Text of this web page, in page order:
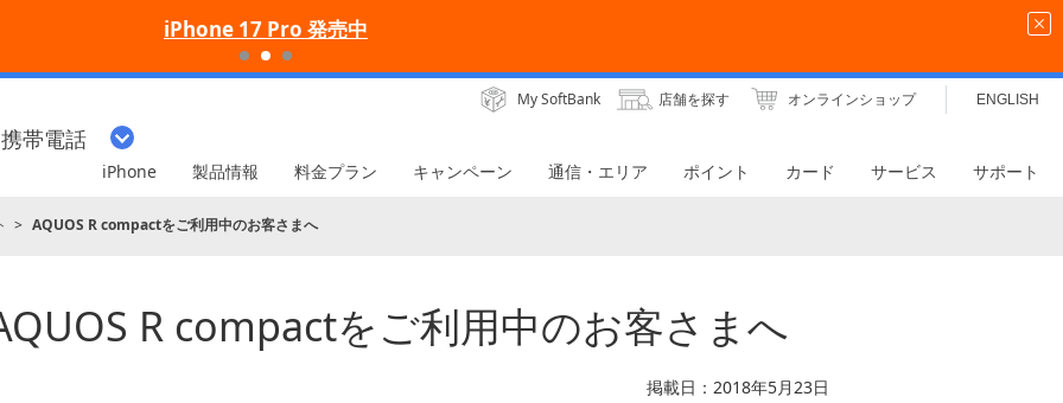
iPhone 17 Pro 発売中
帯電話
My SoftBank 店舗を探す オンラインショップ ENGLISH
iPhone 製品情報 料金プラン キャンペーン 通信・エリア ポイント カード サービス サポート
AQUOS R compactをご利用中のお客さまへ
R compactをご利用中のお客さまへ
掲載日：2018年5月23日